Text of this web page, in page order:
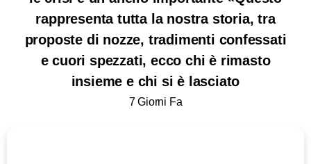
rappresenta tutta la nostra storia, tra
proposte di nozze, tradimenti confessati
e cuori spezzati, ecco chi è rimasto
insieme e chi si è lasciato
7 Giorni Fa